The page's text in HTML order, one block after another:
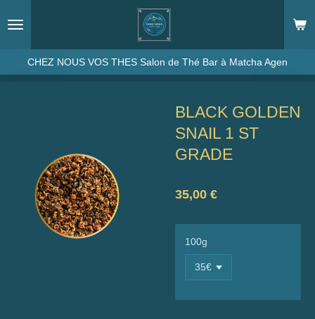
au
principal
CHEZ NOUS VOS THES Salon de Thé Bar à Matcha Agen
BLACK GOLDEN
SNAIL 1 ST
GRADE
35,00 €
100g